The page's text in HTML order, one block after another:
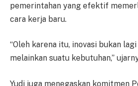
pemerintahan yang efektif
cara kerja baru.
“Oleh karena itu, inovasi bukan
melainkan suatu kebutuhan,”
Yudi juga menegaskan komitmen